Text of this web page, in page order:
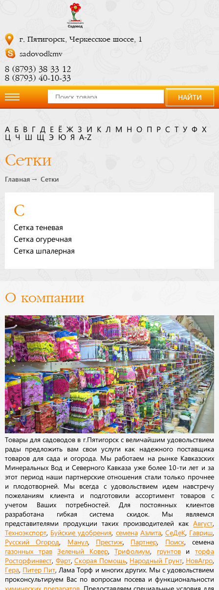
г. Пятигорск, Черкесское шоссе, 1
sadovodkmv
8 (8793) 38 33 12
8 (8793) 40-10-33
компании
Новости
сейчас
Бренды
Доставка
НАЙТИ
А Б В Г Д Е Ё Ж З И К Л М Н О П Р С Т У Ф
Х
Ч Э Ю Я A-Z
Сетки
Главная Сетки
С
Сетка теневая
Сетка огуречная
Сетка шпалерная
О компании
Товары для садоводов в г.Пятигорск с величайшим удовольствием
рады предложить вам свои услуги как надежного поставщика
товаров для сада и огорода. Мы работаем на рынке Кавказских
Минеральных Вод и Северного Кавказа уже более 10-ти лет и за
этот период наши партнерские отношения стали только прочнее
и плодотворней. Мы всегда с удовольствием идем навстречу
пожеланиям клиента и подготовили ассортимент товаров с
учетом Ваших потребностей. Для постоянных клиентов
разработана гибкая система скидок. Мы являемся
представителями продукции таких производителей как Август
Техноэкспорт Буйские удобрения семена Аэлита, СеДеК Гавриш
Русский Огород Манул, Престиж Партнер Поиск, семена
газонных трав Зеленый Ковер,Трифолиум грунтовиторфа
Росторфинвест Фарт, Скорая Помощь Народный Грунт, НовАгро
Гера Питер Пит , Лама Торф и многих других. Мы с удовольствием
проконсультируем Вас по вопросам посева и функциональности
химических препаратов. Предоставляем специальные условия для